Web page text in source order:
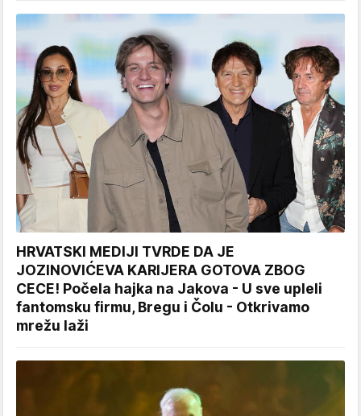
HRVATSKI MEDIJI TVRDE DA JE
JOZINOVIĆEVA KARIJERA GOTOVA ZBOG
CECE! Počela hajka na Jakova - U sve upleli
fantomsku firmu, Bregu i Čolu - Otkrivamo
mrežu laži